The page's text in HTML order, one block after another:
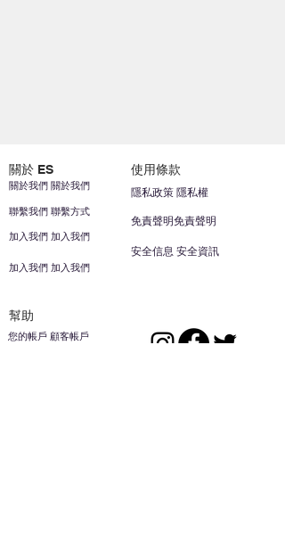
關於 ES 使用條款
聯繫我們 聯繫方式
加入我們 加入我們
關於我們 關於我們
加入我們 加入我們
安全信息 安全資訊
免責聲明免責聲明
隱私政策 隱私權
幫助
您的帳戶 顧客帳戶